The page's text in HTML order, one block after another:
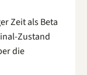
Zeit als Beta
Zustand
die